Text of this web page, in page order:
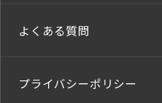
よくある質問
プライバシーポリシー